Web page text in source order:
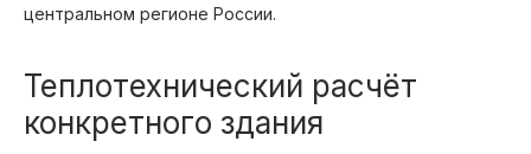
центральном регионе России.
Теплотехнический расчёт
конкретного здания